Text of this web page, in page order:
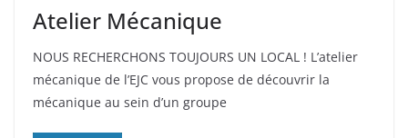
Atelier Mécanique
NOUS RECHERCHONS TOUJOURS UN LOCAL ! L’atelier
mécanique de l’EJC vous propose de découvrir la
mécanique au sein d’un groupe